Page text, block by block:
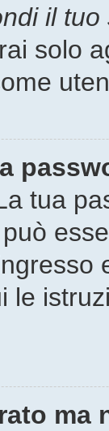
il
solo
tua
le
ma